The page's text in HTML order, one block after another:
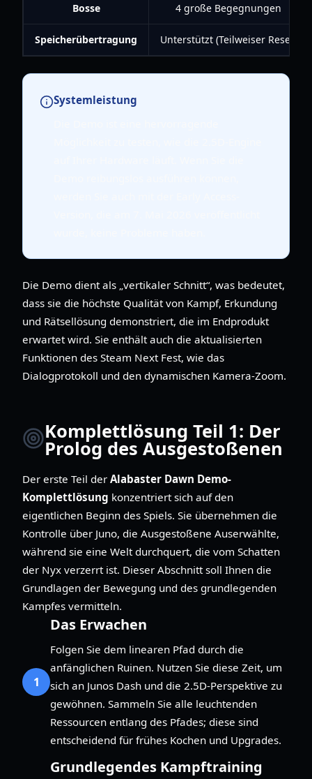
Bosse 4 große Begegnungen
Speicherübertragung Unterstützt (Teilweiser Reset)
Systemleistung
Die Demo dient als „vertikaler Schnitt“, was bedeutet,
dass sie die höchste Qualität von Kampf, Erkundung
und Rätsellösung demonstriert, die im Endprodukt
erwartet wird. Sie enthält auch die aktualisierten
Funktionen des Steam Next Fest, wie das
Dialogprotokoll und den dynamischen Kamera-Zoom.
Komplettlösung Teil 1: Der
Prolog des Ausgestoßenen
Der erste Teil der Alabaster Dawn Demo-
Komplettlösung konzentriert sich auf den
eigentlichen Beginn des Spiels. Sie übernehmen die
Kontrolle über Juno, die Ausgestoßene Auserwählte,
während sie eine Welt durchquert, die vom Schatten
der Nyx verzerrt ist. Dieser Abschnitt soll Ihnen die
Grundlagen der Bewegung und des grundlegenden
Kampfes vermitteln.
1
Das Erwachen
Folgen Sie dem linearen Pfad durch die
anfänglichen Ruinen. Nutzen Sie diese Zeit, um
sich an Junos Dash und die 2.5D-Perspektive zu
gewöhnen. Sammeln Sie alle leuchtenden
Ressourcen entlang des Pfades; diese sind
entscheidend für frühes Kochen und Upgrades.
Grundlegendes Kampftraining